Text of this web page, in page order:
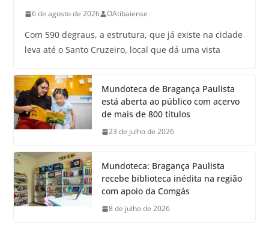
6 de agosto de 2026 OAtibaiense
Com 590 degraus, a estrutura, que já existe na cidade
leva até o Santo Cruzeiro, local que dá uma vista
Mundoteca de Bragança Paulista
está aberta ao público com acervo
de mais de 800 títulos
23 de julho de 2026
Mundoteca: Bragança Paulista
recebe biblioteca inédita na região
com apoio da Comgás
8 de julho de 2026